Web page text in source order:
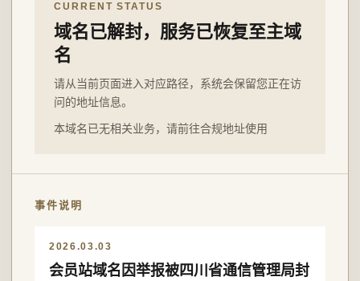
CURRENT STATUS
域名已解封，服务已恢复至主域
名
请从当前页面进入对应路径，系统会保留您正在访
问的地址信息。
本域名已无相关业务，请前往合规地址使用
事件说明
2026.03.03
会员站域名因举报被四川省通信管理局封